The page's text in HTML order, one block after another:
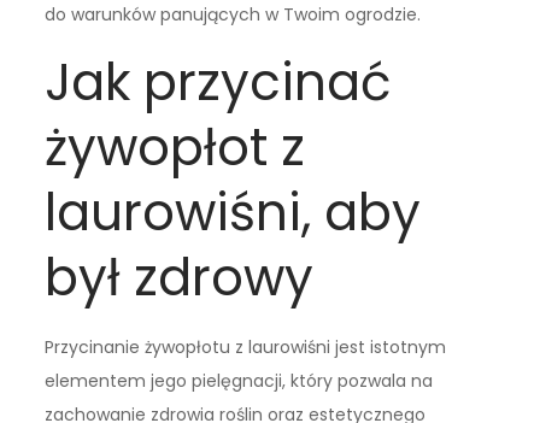
do warunków panujących w Twoim ogrodzie.
Jak przycinać
żywopłot z
laurowiśni, aby
był zdrowy
Przycinanie żywopłotu z laurowiśni jest istotnym
elementem jego pielęgnacji, który pozwala na
zachowanie zdrowia roślin oraz estetycznego